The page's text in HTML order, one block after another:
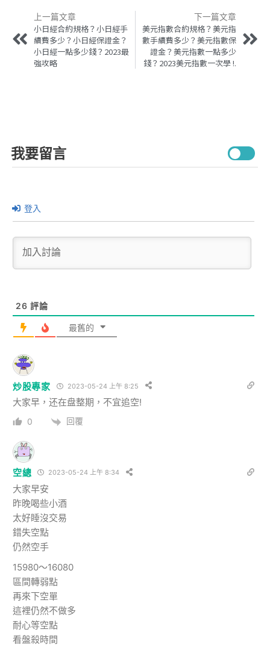
上一篇文章
小日經合約規格？小日經手
續費多少？小日經保證金？
小日經一點多少錢？2023最
強攻略
下一篇文章
美元指數合約規格？美元指
數手續費多少？美元指數保
證金？美元指數一點多少
錢？2023美元指數一次學 !.
我要留言
登入
26 評論
最舊的
炒股專家 2023-05-24 上午 8:25
大家早，还在盘整期，不宜追空!
0 回覆
空總 2023-05-24 上午 8:34
大家早安
昨晚喝些小酒
太好睡沒交易
錯失空點
仍然空手
15980～16080
區間轉弱點
再來下空單
這裡仍然不做多
耐心等空點
看盤殺時間